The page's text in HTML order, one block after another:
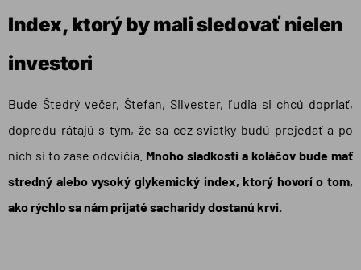
Index, ktorý by mali sledovať nielen
investori
Bude Štedrý večer, Štefan, Silvester, ľudia si chcú dopriať,
dopredu rátajú s tým, že sa cez sviatky budú prejedať a po
nich si to zase odcvičia. Mnoho sladkostí a koláčov bude mať
stredný alebo vysoký glykemický index, ktorý hovorí o tom,
ako rýchlo sa nám prijaté sacharidy dostanú krvi.